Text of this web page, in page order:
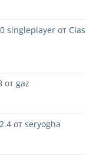
singleplayer от
от gaz
от seryogha